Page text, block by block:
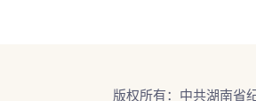
版权所有：中共湖南省